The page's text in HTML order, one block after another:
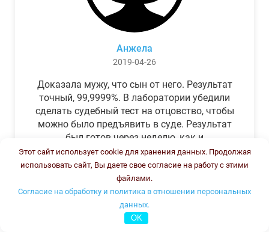
Анжела
2019-04-26
Доказала мужу, что сын от него. Результат
точный, 99,9999%. В лаборатории убедили
сделать судебный тест на отцовство, чтобы
можно было предъявить в суде. Результат
был готов через неделю, как и
обещали.Теперь муж бегает и извиняется.
Этот сайт использует cookie для хранения данных. Продолжая
использовать сайт, Вы даете свое согласие на работу с этими
файлами.
Согласие на обработку и политика в отношении персональных
данных.
OK